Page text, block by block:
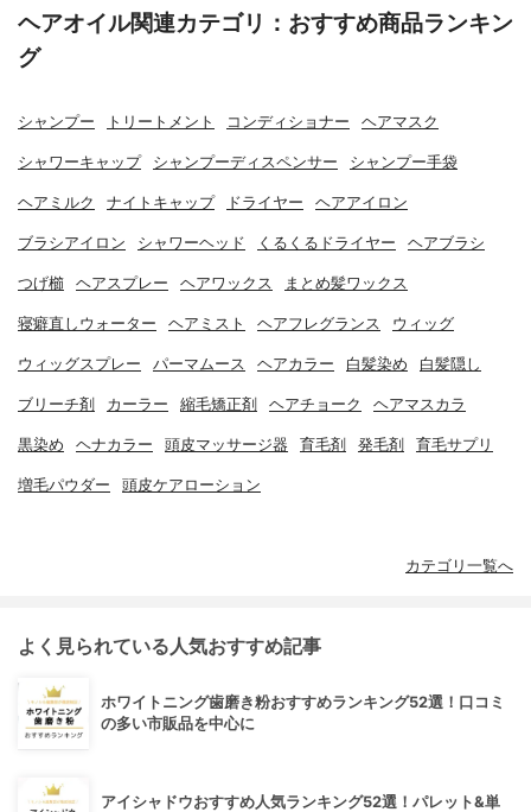
ヘアオイル関連カテゴリ：おすすめ商品ランキン
グ
シャンプー トリートメント コンディショナー ヘアマスク
シャワーキャップ シャンプーディスペンサー シャンプー手袋
ヘアミルク ナイトキャップ ドライヤー ヘアアイロン
ブラシアイロン シャワーヘッド くるくるドライヤー ヘアブラシ
つげ櫛 ヘアスプレー ヘアワックス まとめ髪ワックス
寝癖直しウォーター ヘアミスト ヘアフレグランス ウィッグ
ウィッグスプレー パーマムース ヘアカラー 白髪染め 白髪隠し
ブリーチ剤 カーラー 縮毛矯正剤 ヘアチョーク ヘアマスカラ
黒染め ヘナカラー 頭皮マッサージ器 育毛剤 発毛剤 育毛サプリ
増毛パウダー 頭皮ケアローション
カテゴリ一覧へ
よく見られている人気おすすめ記事
ホワイトニング歯磨き粉おすすめランキング52選！口コミ
の多い市販品を中心に
アイシャドウおすすめ人気ランキング52選！パレット&単